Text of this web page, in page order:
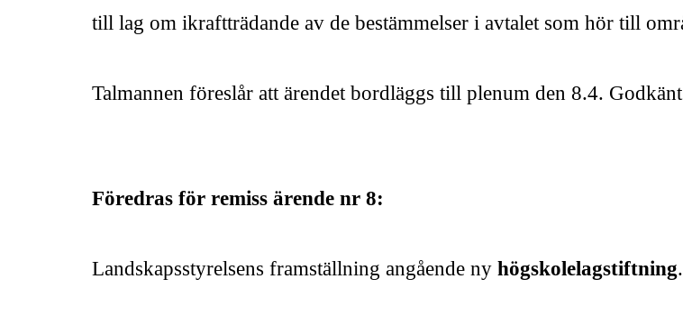
till lag om ikraftträdande av de bestämmelser i avtalet som hör till
Talmannen föreslår att ärendet bordläggs till plenum den 8.4.
Föredras för remiss ärende nr 8:
Landskapsstyrelsens framställning angående ny högskolelagstiftning